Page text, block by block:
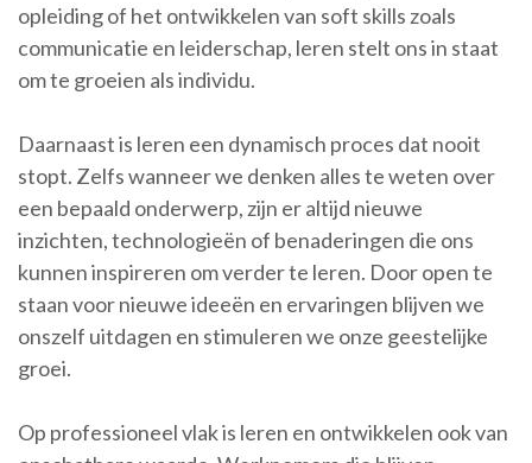
opleiding of het ontwikkelen van soft skills zoals
communicatie en leiderschap, leren stelt ons in staat
om te groeien als individu.
Daarnaast is leren een dynamisch proces dat nooit
stopt. Zelfs wanneer we denken alles te weten over
een bepaald onderwerp, zijn er altijd nieuwe
inzichten, technologieën of benaderingen die ons
kunnen inspireren om verder te leren. Door open te
staan voor nieuwe ideeën en ervaringen blijven we
onszelf uitdagen en stimuleren we onze geestelijke
groei.
Op professioneel vlak is leren en ontwikkelen ook van